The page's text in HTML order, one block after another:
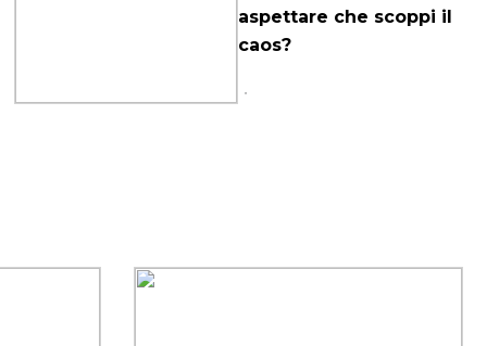
aspettare che scoppi il
caos?